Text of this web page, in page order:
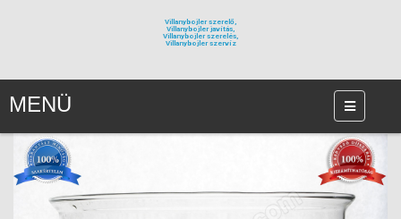
Villanybojler szerelő,
Villanybojler javítás,
Villanybojler szerelés,
Villanybojler szervíz
MENÜ